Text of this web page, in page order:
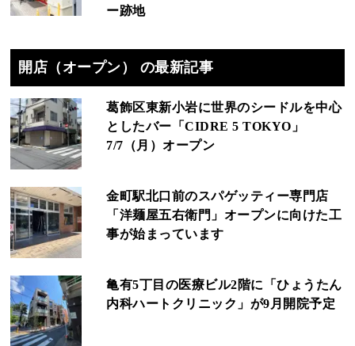
ー跡地
開店（オープン） の最新記事
葛飾区東新小岩に世界のシードルを中心
としたバー「CIDRE 5 TOKYO」
7/7（月）オープン
金町駅北口前のスパゲッティー専門店
「洋麺屋五右衛門」オープンに向けた工
事が始まっています
亀有5丁目の医療ビル2階に「ひょうたん
内科ハートクリニック」が9月開院予定